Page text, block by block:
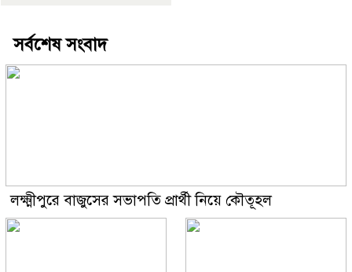
সর্বশেষ সংবাদ
লক্ষ্মীপুরে বাজুসের সভাপতি প্রার্থী নিয়ে কৌতূহল